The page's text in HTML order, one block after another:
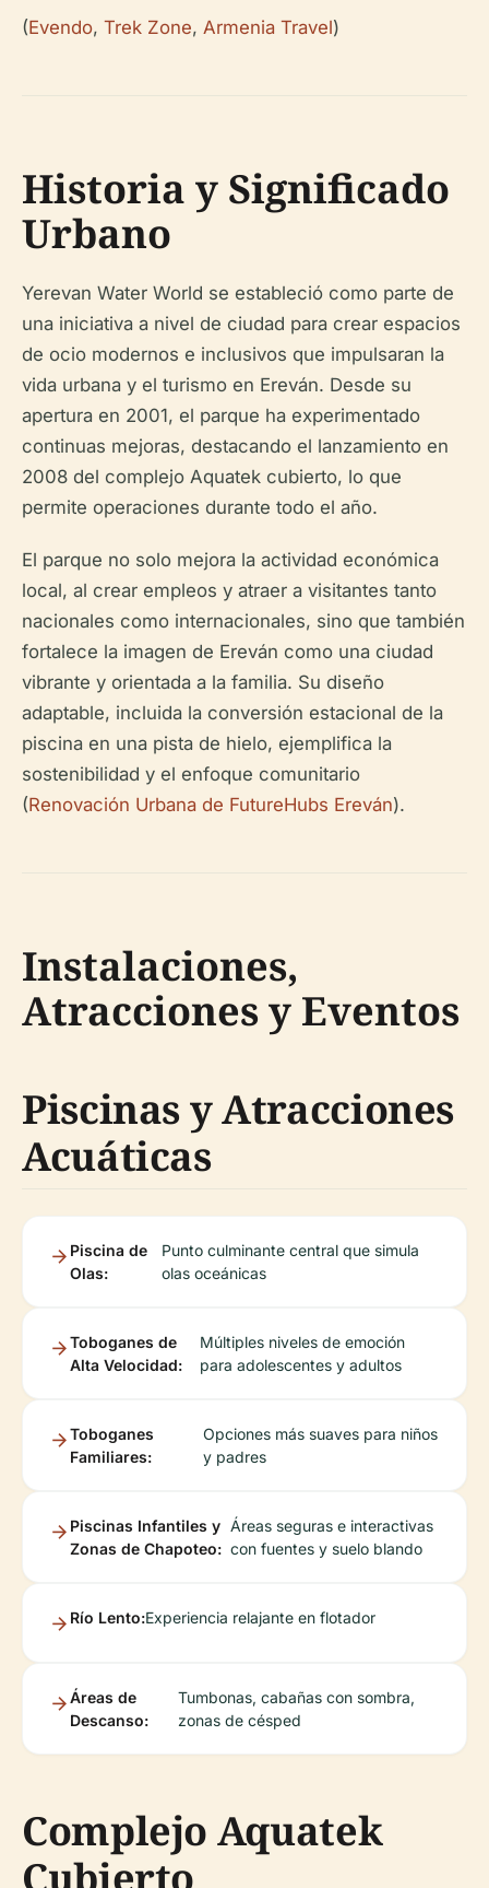
(Evendo, Trek Zone, Armenia Travel)
Historia y Significado
Urbano
Yerevan Water World se estableció como parte de
una iniciativa a nivel de ciudad para crear espacios
de ocio modernos e inclusivos que impulsaran la
vida urbana y el turismo en Ereván. Desde su
apertura en 2001, el parque ha experimentado
continuas mejoras, destacando el lanzamiento en
2008 del complejo Aquatek cubierto, lo que
permite operaciones durante todo el año.
El parque no solo mejora la actividad económica
local, al crear empleos y atraer a visitantes tanto
nacionales como internacionales, sino que también
fortalece la imagen de Ereván como una ciudad
vibrante y orientada a la familia. Su diseño
adaptable, incluida la conversión estacional de la
piscina en una pista de hielo, ejemplifica la
sostenibilidad y el enfoque comunitario
(Renovación Urbana de FutureHubs Ereván).
Instalaciones,
Atracciones y Eventos
Piscinas y Atracciones
Acuáticas
Piscina de
Olas:
Punto culminante central que simula
olas oceánicas
Toboganes de
Alta Velocidad:
Múltiples niveles de emoción
para adolescentes y adultos
Toboganes
Familiares:
Opciones más suaves para niños
y padres
Piscinas Infantiles y
Zonas de Chapoteo:
Áreas seguras e interactivas
con fuentes y suelo blando
Río Lento:Experiencia relajante en flotador
Áreas de
Descanso:
Tumbonas, cabañas con sombra,
zonas de césped
Complejo Aquatek